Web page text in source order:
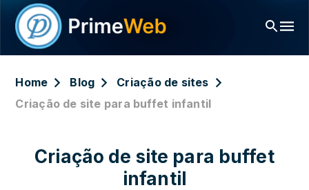
Home Blog
Criação de sites
Criação de site para buffet infantil
Criação de site para buffet
infantil